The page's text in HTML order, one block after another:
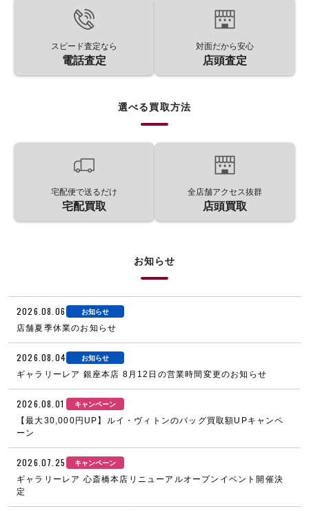
スピード査定なら
電話査定
対面だから安心
店頭査定
選べる買取方法
宅配便で送るだけ
宅配買取
全店舗アクセス抜群
店頭買取
お知らせ
2026.08.06 お知らせ
店舗夏季休業のお知らせ
2026.08.04 お知らせ
ギャラリーレア 銀座本店 8月12日の営業時間変更のお知らせ
2026.08.01 キャンペーン
【最大30,000円UP】ルイ・ヴィトンのバッグ買取額UPキャンペ
ーン
2026.07.25 キャンペーン
ギャラリーレア 心斎橋本店リニューアルオープンイベント開催決
定